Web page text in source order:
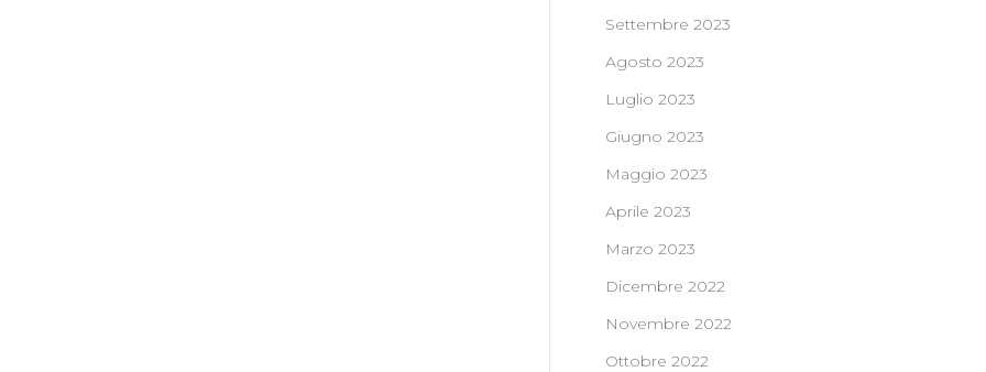
Settembre 2023
Agosto 2023
Luglio 2023
Giugno 2023
Maggio 2023
Aprile 2023
Marzo 2023
Dicembre 2022
Novembre 2022
Ottobre 2022